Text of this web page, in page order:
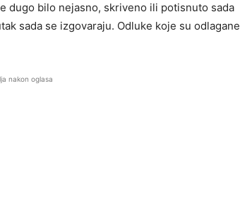
dugo bilo nejasno, skriveno ili potisnuto sada
sada se izgovaraju. Odluke koje su odlagane
nakon oglasa